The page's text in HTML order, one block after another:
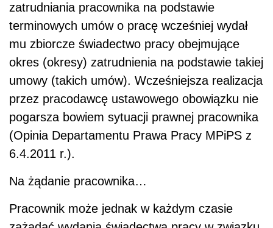
zatrudniania pracownika na podstawie
terminowych umów o pracę wcześniej wydał
mu zbiorcze świadectwo pracy obejmujące
okres (okresy) zatrudnienia na podstawie takiej
umowy (takich umów). Wcześniejsza realizacja
przez pracodawcę ustawowego obowiązku nie
pogarsza bowiem sytuacji prawnej pracownika
(Opinia Departamentu Prawa Pracy MPiPS z
6.4.2011 r.).
Na żądanie pracownika…
Pracownik może jednak w każdym czasie